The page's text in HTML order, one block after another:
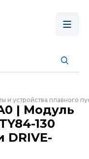
и устройства плавного
| Модуль
130
DRIVE-